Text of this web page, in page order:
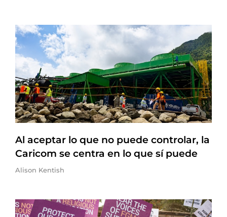
Al aceptar lo que no puede controlar, la
Caricom se centra en lo que sí puede
Alison Kentish